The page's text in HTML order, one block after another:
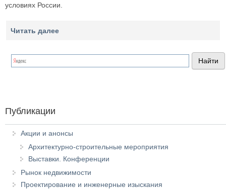
условиях России.
Читать далее
Публикации
Акции и анонсы
Архитектурно-строительные мероприятия
Выставки. Конференции
Рынок недвижимости
Проектирование и инженерные изыскания